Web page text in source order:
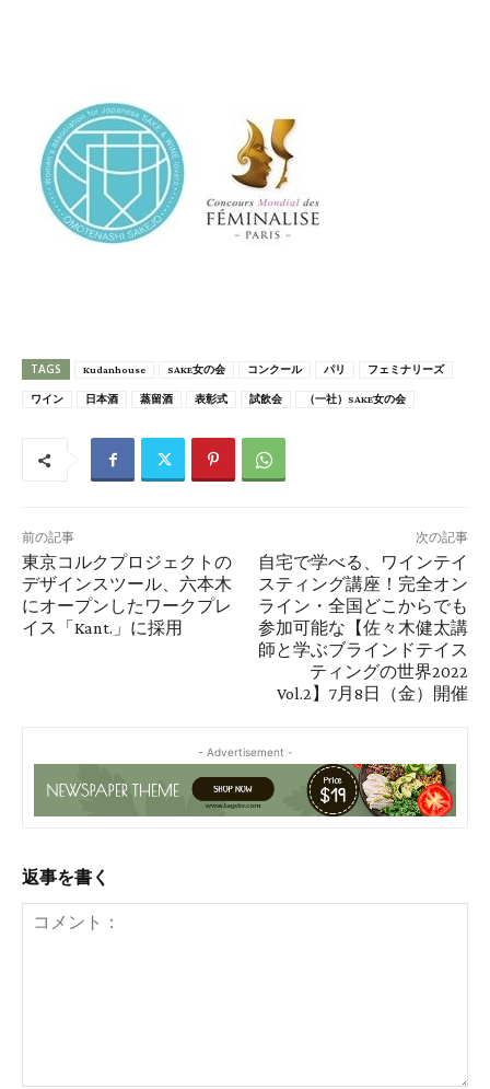
TAGS Kudanhouse SAKE女の会 コンクール パリ フェミナリーズ
ワイン 日本酒 蒸留酒 表彰式 試飲会 （一社）SAKE女の会
前の記事
東京コルクプロジェクトの
デザインスツール、六本木
にオープンしたワークプレ
イス「Kant.」に採用
次の記事
自宅で学べる、ワインテイ
スティング講座！完全オン
ライン・全国どこからでも
参加可能な【佐々木健太講
師と学ぶブラインドテイス
ティングの世界2022
Vol.2】7月8日（金）開催
- Advertisement -
返事を書く